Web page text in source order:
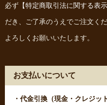
必ず 【特定商取引法に関する表示
だき、ご了承のうえでご注文くだ
よろしくお願いいたします。
お支払いについて
・代金引換（現金・クレジッ